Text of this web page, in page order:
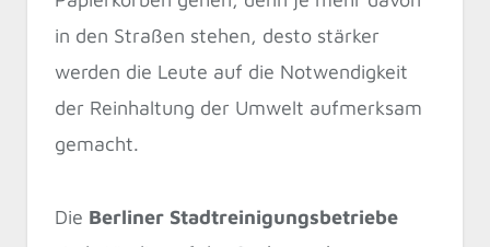
in den Straßen stehen, desto stärker
werden die Leute auf die Notwendigkeit
der Reinhaltung der Umwelt aufmerksam
gemacht.
Die Berliner Stadtreinigungsbetriebe